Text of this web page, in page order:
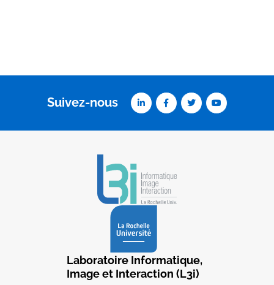
Suivez-nous
Laboratoire Informatique,
Image et Interaction (L3i)